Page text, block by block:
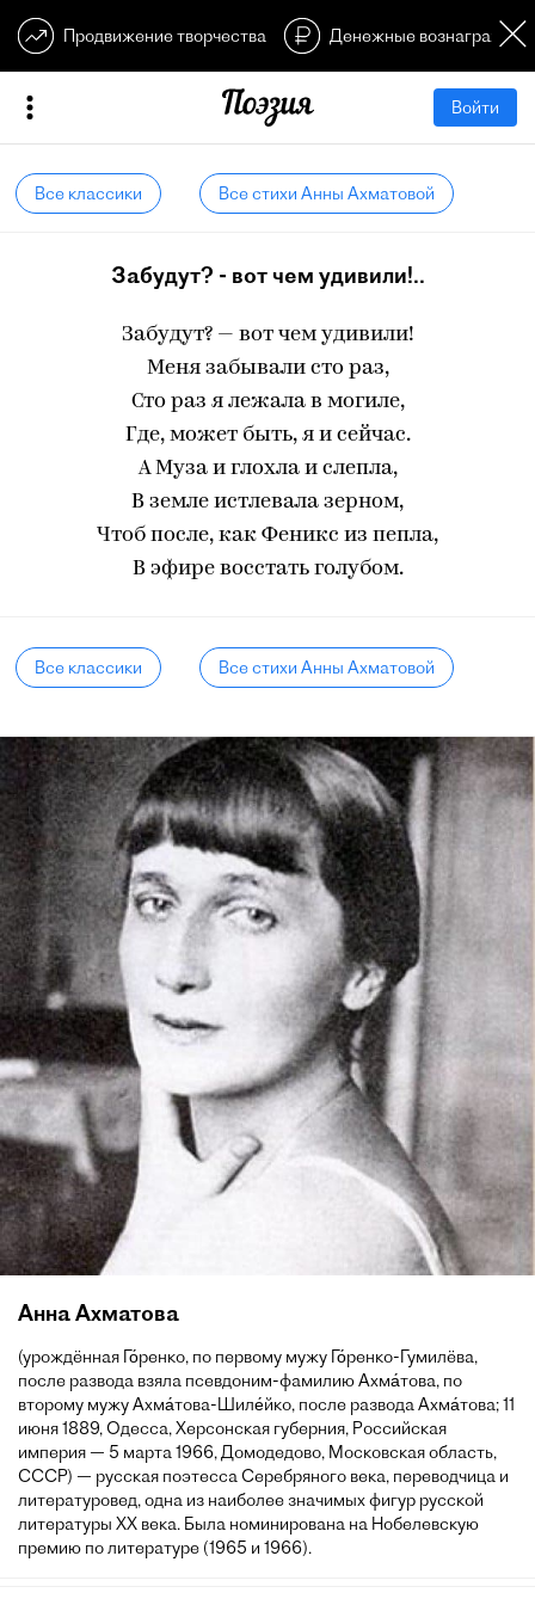
Продвижение творчества Денежные
Войти
Все классики Все стихи Анны Ахматовой
Забудут? - вот чем удивили!..
Забудут? — вот чем удивили!
Меня забывали сто раз,
Сто раз я лежала в могиле,
Где, может быть, я и сейчас.
А Муза и глохла и слепла,
В земле истлевала зерном,
Чтоб после, как Феникс из пепла,
В эфире восстать голубом.
Все классики Все стихи Анны Ахматовой
Анна Ахматова
(урождённая Го́ренко, по первому мужу Го́ренко-Гумилёва,
после развода взяла псевдоним-фамилию Ахма́това, по
второму мужу Ахма́това-Шиле́йко, после развода Ахма́това; 11
июня 1889, Одесса, Херсонская губерния, Российская
империя — 5 марта 1966, Домодедово, Московская область,
СССР) — русская поэтесса Серебряного века, переводчица и
литературовед, одна из наиболее значимых фигур русской
литературы XX века. Была номинирована на Нобелевскую
премию по литературе (1965 и 1966).